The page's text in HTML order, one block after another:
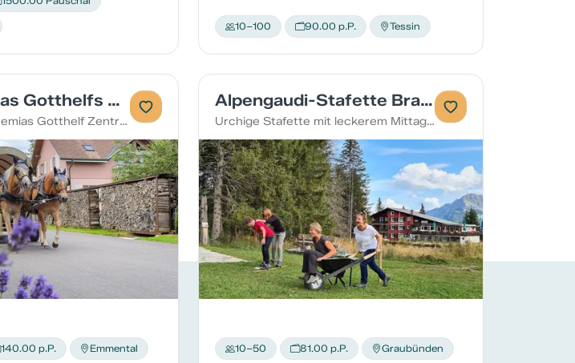
10–100 90.00 p.P. Tessin
Auf Jeremias Gotthelfs Spuren
Ausflug zum Jeremias Gotthelf Zentrum
140.00 p.P. Emmental
Alpengaudi-Stafette Brambrüesch
Urchige Stafette mit leckerem Mittagsmenü
10–50 81.00 p.P. Graubünden